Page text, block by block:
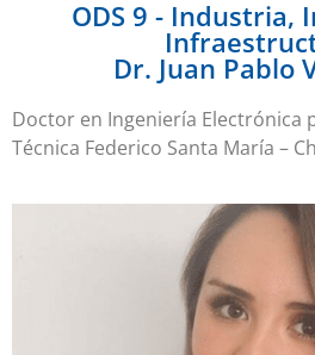
ODS 9 - Industria,
Dr. Juan Pablo
Doctor en Ingeniería Electrónica
Técnica Federico Santa María –